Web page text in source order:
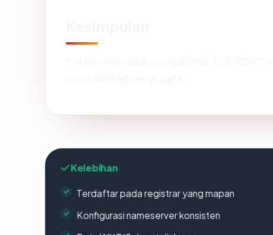
Kelebihan
Terdaftar pada registrar yang mapan
Konfigurasi nameserver konsisten